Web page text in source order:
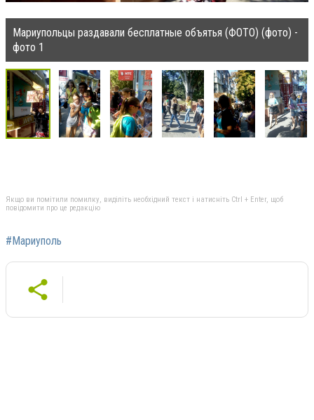
Мариупольцы раздавали бесплатные объятья (ФОТО) (фото) -
фото 1
Якщо ви помітили помилку, виділіть необхідний текст і натисніть Ctrl + Enter, щоб
повідомити про це редакцію
#Мариуполь